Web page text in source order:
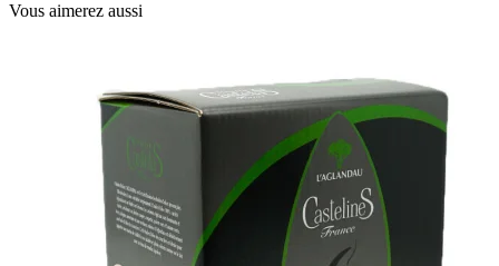
Vous aimerez aussi